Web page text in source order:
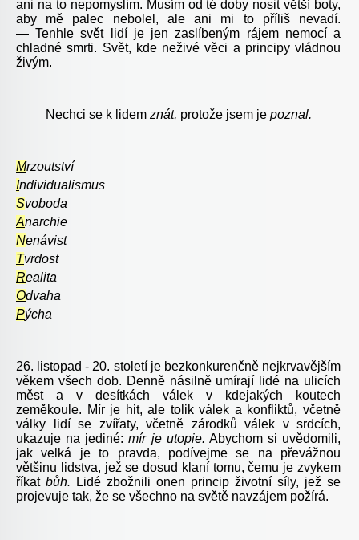
ani na to nepomyslím. Musím od té doby nosit větší boty,
aby mě palec nebolel, ale ani mi to příliš nevadí.
— Tenhle svět lidí je jen zaslíbeným rájem nemocí a
chladné smrti. Svět, kde neživé věci a principy vládnou
živým.
Nechci se k lidem znát, protože jsem je poznal.
Mrzoutství
Individualismus
Svoboda
Anarchie
Nenávist
Tvrdost
Realita
Odvaha
Pýcha
26. listopad - 20. století je bezkonkurenčně nejkrvavějším
věkem všech dob. Denně násilně umírají lidé na ulicích
měst a v desítkách válek v kdejakých koutech
zeměkoule. Mír je hit, ale tolik válek a konfliktů, včetně
války lidí se zvířaty, včetně zárodků válek v srdcích,
ukazuje na jediné:mír je utopie. Abychom si uvědomili,
jak velká je to pravda, podívejme se na převážnou
většinu lidstva, jež se dosud klaní tomu, čemu je zvykem
říkat bůh. Lidé zbožnili onen princip životní síly, jež se
projevuje tak, že se všechno na světě navzájem požírá.